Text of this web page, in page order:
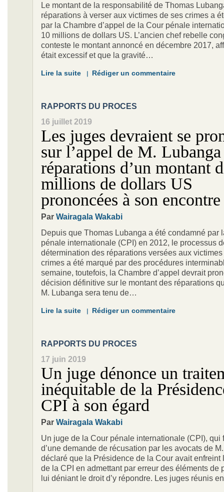
Le montant de la responsabilité de Thomas
réparations à verser aux victimes de ses crimes a
par la Chambre d’appel de la Cour pénale
10 millions de dollars US. L’ancien chef rebelle
conteste le montant annoncé en décembre 2017,
était excessif et que la gravité…
Lire la suite Rédiger un commentaire
RAPPORTS DU PROCES
16 juillet 2019
Les juges devraient se
sur l’appel de M. Lubanga
réparations d’un montant
millions de dollars US
prononcées à son encontre
Par Wairagala Wakabi
Depuis que Thomas Lubanga a été condamné par
pénale internationale (CPI) en 2012, le processus
détermination des réparations versées aux
crimes a été marqué par des procédures
semaine, toutefois, la Chambre d’appel devrait
décision définitive sur le montant des réparations
M. Lubanga sera tenu de…
Lire la suite Rédiger un commentaire
RAPPORTS DU PROCES
17 juin 2019
Un juge dénonce un
inéquitable de la
CPI à son égard
Par Wairagala Wakabi
Un juge de la Cour pénale internationale (CPI), qui
d’une demande de récusation par les avocats de
déclaré que la Présidence de la Cour avait enfreint
de la CPI en admettant par erreur des éléments de
lui déniant le droit d’y répondre. Les juges réunis